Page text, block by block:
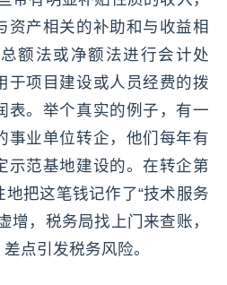
资产相关的补助和与收益相
额法或净额法进行会计处
于项目建设或人员经费的拨
表。举个真实的例子，有一
事业单位转企，他们每年有
示范基地建设的。在转企第
把这笔钱记作了“技术服务
增，税务局找上门来查账，
点引发税务风险。